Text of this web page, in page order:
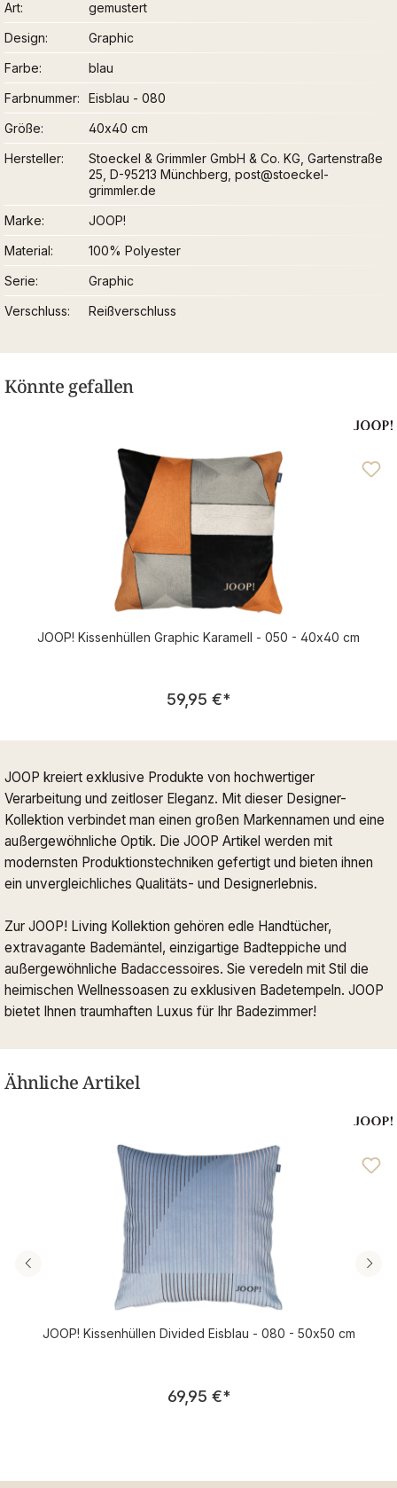
Art
gemustert
Design
Graphic
Farbe
blau
Farbnummer
Eisblau - 080
Größe
40x40 cm
Hersteller
Stoeckel & Grimmler GmbH & Co. KG, Gartenstraße
25, D-95213 Münchberg, post@stoeckel-
grimmler.de
Marke
JOOP!
Material
100% Polyester
Serie
Graphic
Verschluss
Reißverschluss
Könnte gefallen
JOOP! Kissenhüllen Graphic Karamell - 050 - 40x40 cm
Regulärer Preis:
59,95 €*
JOOP kreiert exklusive Produkte von hochwertiger
Verarbeitung und zeitloser Eleganz. Mit dieser Designer-
Kollektion verbindet man einen großen Markennamen und eine
außergewöhnliche Optik. Die JOOP Artikel werden mit
modernsten Produktionstechniken gefertigt und bieten ihnen
ein unvergleichliches Qualitäts- und Designerlebnis.
Zur JOOP! Living Kollektion gehören edle Handtücher,
extravagante Bademäntel, einzigartige Badteppiche und
außergewöhnliche Badaccessoires. Sie veredeln mit Stil die
heimischen Wellnessoasen zu exklusiven Badetempeln. JOOP
bietet Ihnen traumhaften Luxus für Ihr Badezimmer!
Ähnliche Artikel
JOOP! Kissenhüllen Divided Eisblau - 080 - 50x50 cm
Regulärer Preis:
69,95 €*